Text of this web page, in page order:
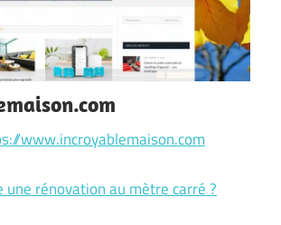
www.incroyablemaison.com
une rénovation au mètre carré ?